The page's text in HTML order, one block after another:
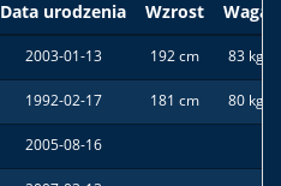
Data urodzenia Wzrost
Waga
2003-01-13 192 cm 83 kg
1992-02-17 181 cm 80 kg
2005-08-16